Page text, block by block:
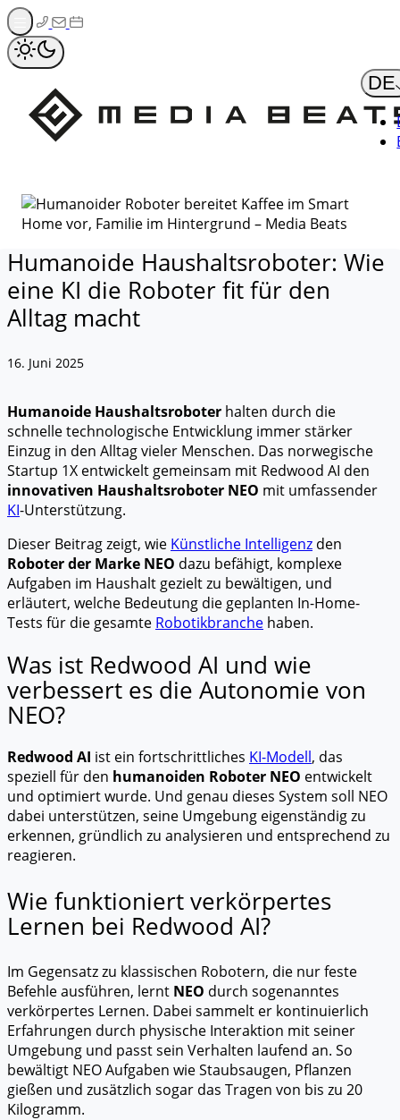
Zum
Inhalt
springen
DE
Humanoide Haushaltsroboter: Wie
eine KI die Roboter fit für den
Alltag macht
16. Juni 2025
Humanoide Haushaltsroboter halten durch die
schnelle technologische Entwicklung immer stärker
Einzug in den Alltag vieler Menschen. Das norwegische
Startup 1X entwickelt gemeinsam mit Redwood AI den
innovativen Haushaltsroboter NEO mit umfassender
KI-Unterstützung.
Dieser Beitrag zeigt, wie Künstliche Intelligenz den
Roboter der Marke NEO dazu befähigt, komplexe
Aufgaben im Haushalt gezielt zu bewältigen, und
erläutert, welche Bedeutung die geplanten In-Home-
Tests für die gesamte Robotikbranche haben.
Was ist Redwood AI und wie
verbessert es die Autonomie von
NEO?
Redwood AI ist ein fortschrittliches KI-Modell, das
speziell für den humanoiden Roboter NEO entwickelt
und optimiert wurde. Und genau dieses System soll NEO
dabei unterstützen, seine Umgebung eigenständig zu
erkennen, gründlich zu analysieren und entsprechend zu
reagieren.
Wie funktioniert verkörpertes
Lernen bei Redwood AI?
Im Gegensatz zu klassischen Robotern, die nur feste
Befehle ausführen, lernt NEO durch sogenanntes
verkörpertes Lernen. Dabei sammelt er kontinuierlich
Erfahrungen durch physische Interaktion mit seiner
Umgebung und passt sein Verhalten laufend an. So
bewältigt NEO Aufgaben wie Staubsaugen, Pflanzen
gießen und zusätzlich sogar das Tragen von bis zu 20
Kilogramm.